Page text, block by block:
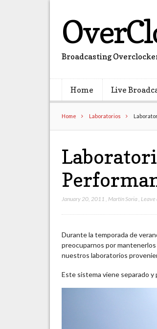
Broadcasting
Home Live
Home Laboratorios
January 20, 2011 Martín Soria Leave
Durante la temporada de
preocuparnos por
nuestros laboratorios
Este sistema viene separado